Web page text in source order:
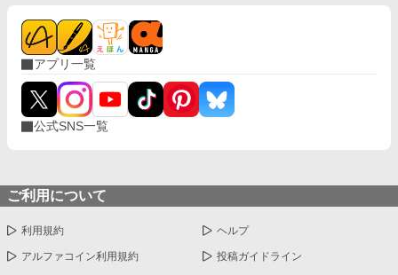
アプリ一覧
公式SNS一覧
ご利用について
利用規約 ヘルプ
アルファコイン利用規約 投稿ガイドライン